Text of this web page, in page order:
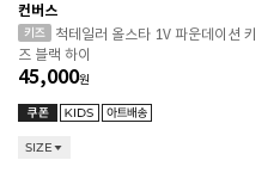
컨버스
척테일러 올스타 1V 파운데이션 키
즈 블랙 하이
45,000원
SIZE